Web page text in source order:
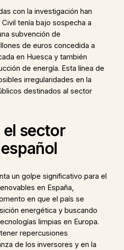
con la investigación han
tenía bajo sospecha a
subvención de
de euros concedida a
en Huesca y también
de energía. Esta línea de
irregularidades en la
destinados al sector
el sector
un golpe significativo para el
en España,
en que el país se
energética y buscando
limpias en Europa.
repercusiones
de los inversores y en la